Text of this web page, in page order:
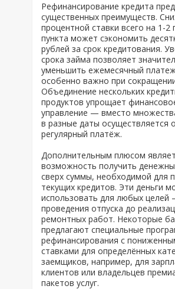
Рефинансирование кредита
существенных преимуществ.
процентной ставки всего на 1-2
пункта может сэкономить
рублей за срок кредитования.
срока займа позволяет
уменьшить ежемесячный
особенно важно при
Объединение нескольких
продуктов упрощает
управление — вместо
в разные даты осуществляется
регулярный платёж.
Дополнительным плюсом
возможность получить
сверх суммы, необходимой для
текущих кредитов. Эти деньги
использовать для любых целей
проведения отпуска до
ремонтных работ. Некоторые
предлагают специальные
рефинансирования с
ставками для определённых
заемщиков, например, для
клиентов или владельцев
пакетов услуг.